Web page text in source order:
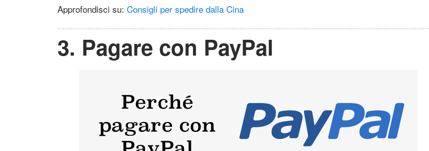
Approfondisci su: Consigli per spedire dalla Cina
3. Pagare con PayPal